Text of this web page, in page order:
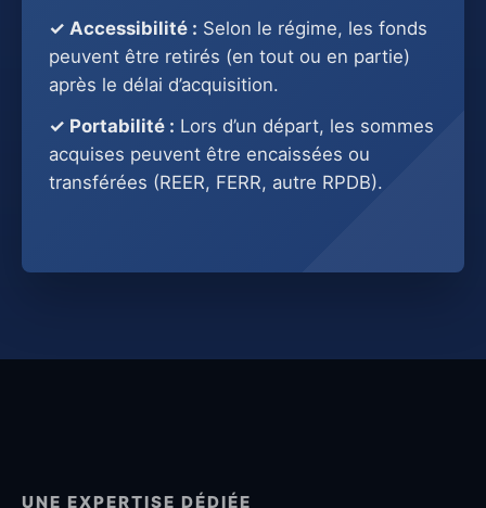
✓ Accessibilité : Selon le régime, les fonds
peuvent être retirés (en tout ou en partie)
après le délai d’acquisition.
✓ Portabilité : Lors d’un départ, les sommes
acquises peuvent être encaissées ou
transférées (REER, FERR, autre RPDB).
UNE EXPERTISE DÉDIÉE